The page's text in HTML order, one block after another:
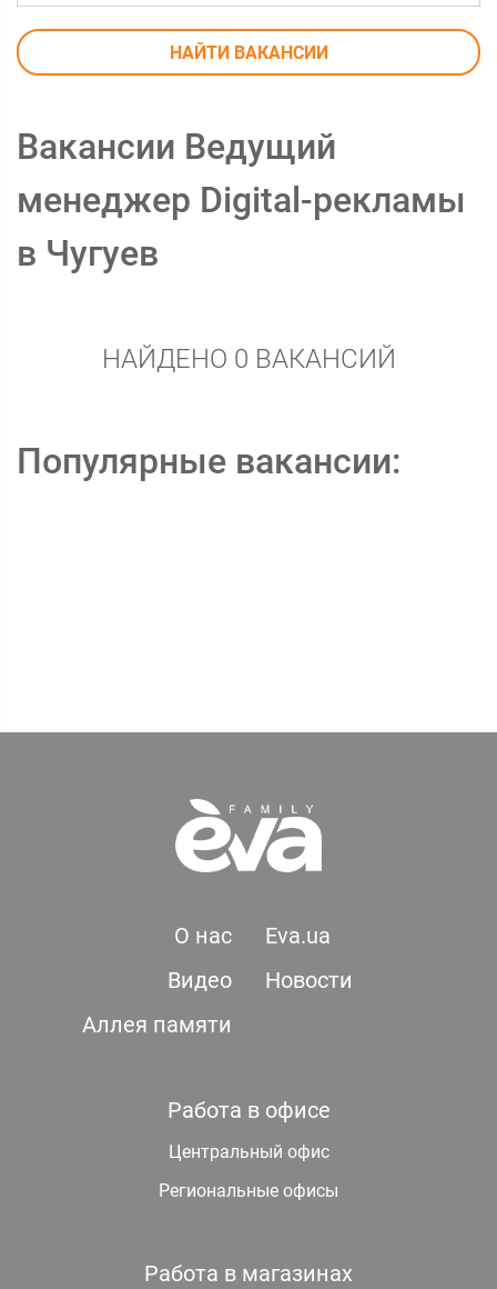
НАЙТИ ВАКАНСИИ
Вакансии Ведущий
менеджер Digital-рекламы
в Чугуев
НАЙДЕНО 0 ВАКАНСИЙ
Популярные вакансии:
О нас
Eva.ua
Видео
Новости
Аллея памяти
Работа в офисе
Центральный офис
Региональные офисы
Работа в магазинах